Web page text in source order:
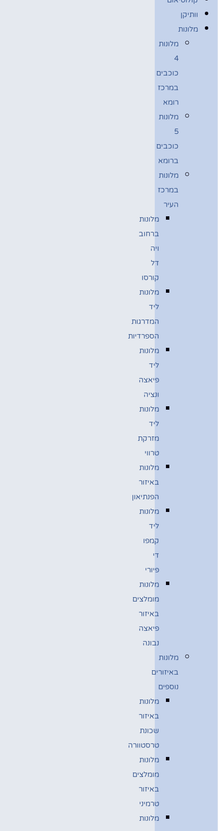
וותיקן
מלונות
מלונות
4
כוכבים
במרכז
רומא
מלונות
5
כוכבים
ברומא
מלונות
במרכז
העיר
מלונות
ברחוב
ויה
דל
קורסו
מלונות
ליד
המדרגות
הספרדיות
מלונות
ליד
פיאצה
ונציה
מלונות
ליד
מזרקת
טרווי
מלונות
באיזור
הפנתיאון
מלונות
ליד
קמפו
די
פיורי
מלונות
מומלצים
באיזור
פיאצה
נבונה
מלונות
באיזורים
נוספים
מלונות
באיזור
שכונת
טרסטוורה
מלונות
מומלצים
באיזור
טרמיני
מלונות